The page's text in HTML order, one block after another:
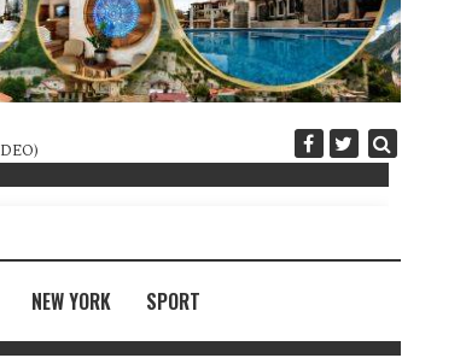
Diplomatija po
NEW YORK SPORT